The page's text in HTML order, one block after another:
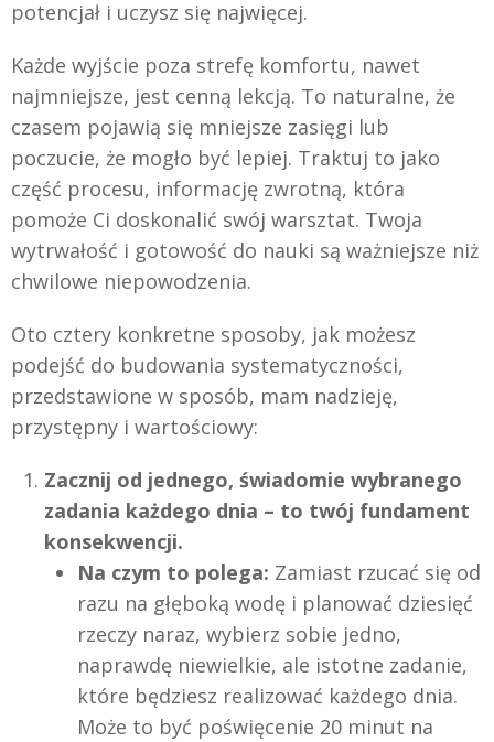
potencjał i uczysz się najwięcej.
Każde wyjście poza strefę komfortu, nawet
najmniejsze, jest cenną lekcją. To naturalne, że
czasem pojawią się mniejsze zasięgi lub
poczucie, że mogło być lepiej. Traktuj to jako
część procesu, informację zwrotną, która
pomoże Ci doskonalić swój warsztat. Twoja
wytrwałość i gotowość do nauki są ważniejsze niż
chwilowe niepowodzenia.
Oto cztery konkretne sposoby, jak możesz
podejść do budowania systematyczności,
przedstawione w sposób, mam nadzieję,
przystępny i wartościowy:
Zacznij od jednego, świadomie wybranego
zadania każdego dnia – to twój fundament
konsekwencji.
Na czym to polega: Zamiast rzucać się od
razu na głęboką wodę i planować dziesięć
rzeczy naraz, wybierz sobie jedno,
naprawdę niewielkie, ale istotne zadanie,
które będziesz realizować każdego dnia.
Może to być poświęcenie 20 minut na